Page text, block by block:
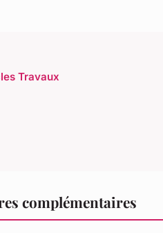
Travaux
complémentaires